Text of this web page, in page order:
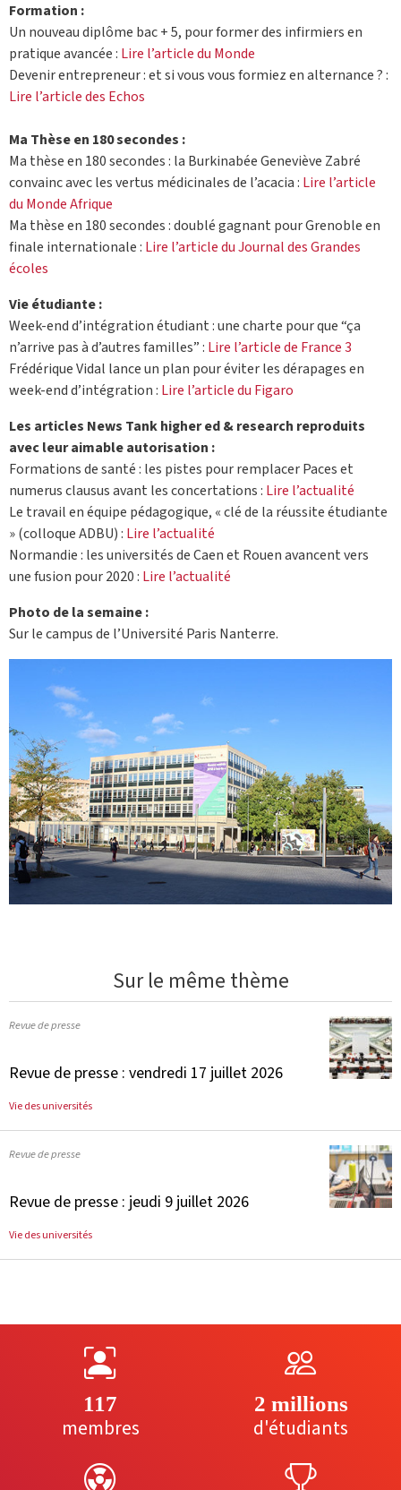
Formation :
Un nouveau diplôme bac + 5, pour former des infirmiers en
pratique avancée : Lire l’article du Monde
Devenir entrepreneur : et si vous vous formiez en alternance ? :
Lire l’article des Echos
Ma Thèse en 180 secondes :
Ma thèse en 180 secondes : la Burkinabée Geneviève Zabré
convainc avec les vertus médicinales de l’acacia : Lire l’article
du Monde Afrique
Ma thèse en 180 secondes : doublé gagnant pour Grenoble en
finale internationale : Lire l’article du Journal des Grandes
écoles
Vie étudiante :
Week-end d’intégration étudiant : une charte pour que “ça
n’arrive pas à d’autres familles” : Lire l’article de France 3
Frédérique Vidal lance un plan pour éviter les dérapages en
week-end d’intégration : Lire l’article du Figaro
Les articles News Tank higher ed & research reproduits
avec leur aimable autorisation :
Formations de santé : les pistes pour remplacer Paces et
numerus clausus avant les concertations : Lire l’actualité
Le travail en équipe pédagogique, « clé de la réussite étudiante
» (colloque ADBU) : Lire l’actualité
Normandie : les universités de Caen et Rouen avancent vers
une fusion pour 2020 : Lire l’actualité
Photo de la semaine :
Sur le campus de l’Université Paris Nanterre.
Sur le même thème
Revue de presse
Revue de presse : vendredi 17 juillet 2026
Vie des universités
Revue de presse
Revue de presse : jeudi 9 juillet 2026
Vie des universités
117
membres
2 millions
d'étudiants